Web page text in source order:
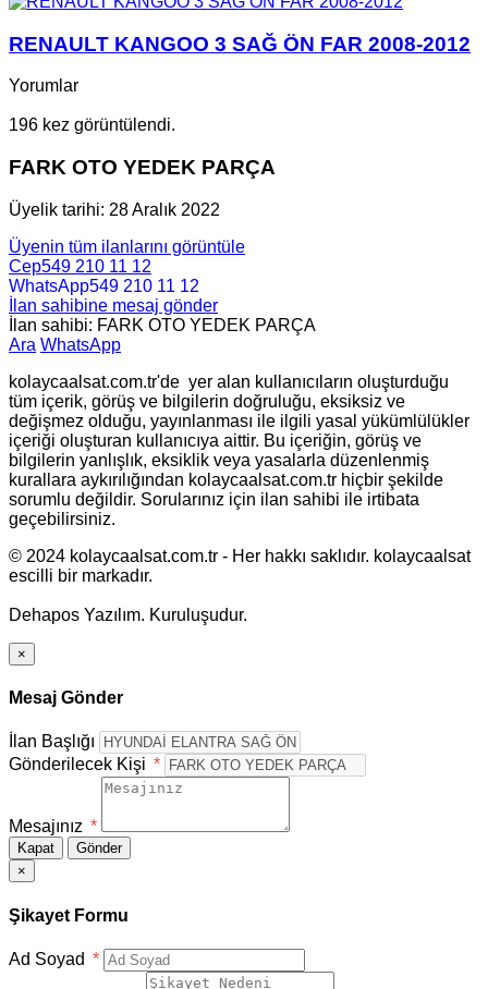
RENAULT KANGOO 3 SAĞ ÖN FAR 2008-2012
Yorumlar
196 kez görüntülendi.
FARK OTO YEDEK PARÇA
Üyelik tarihi: 28 Aralık 2022
Üyenin tüm ilanlarını görüntüle
Cep549 210 11 12
WhatsApp549 210 11 12
İlan sahibine mesaj gönder
İlan sahibi: FARK OTO YEDEK PARÇA
Ara WhatsApp
kolaycaalsat.com.tr'de yer alan kullanıcıların oluşturduğu
tüm içerik, görüş ve bilgilerin doğruluğu, eksiksiz ve
değişmez olduğu, yayınlanması ile ilgili yasal yükümlülükler
içeriği oluşturan kullanıcıya aittir. Bu içeriğin, görüş ve
bilgilerin yanlışlık, eksiklik veya yasalarla düzenlenmiş
kurallara aykırılığından kolaycaalsat.com.tr hiçbir şekilde
sorumlu değildir. Sorularınız için ilan sahibi ile irtibata
geçebilirsiniz.
© 2024 kolaycaalsat.com.tr - Her hakkı saklıdır. kolaycaalsat
escilli bir markadır.
Dehapos Yazılım. Kuruluşudur.
×
Mesaj Gönder
İlan Başlığı
Gönderilecek Kişi *
Mesajınız *
Kapat
Gönder
×
Şikayet Formu
Ad Soyad *